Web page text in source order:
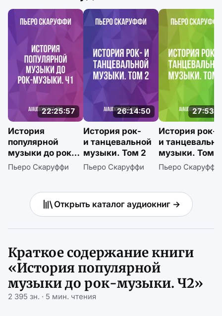
22:25:57
История
популярной
музыки до рок-
музыки. Ч1
Пьеро Скаруффи
26:14:50
История рок-
и танцевальной
музыки. Том 2
Пьеро Скаруффи
История рок-
и
музыки. Том 1
Пьеро Скаруффи
Открыть каталог аудиокниг →
Краткое содержание книги
«История популярной
музыки до рок-музыки. Ч2»
2 395 зн. · 5 мин. чтения